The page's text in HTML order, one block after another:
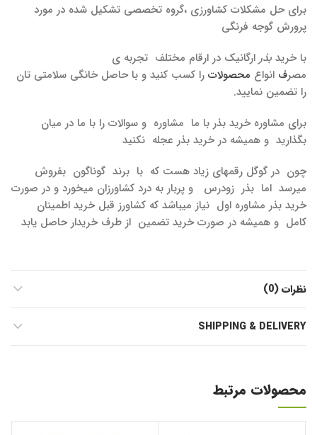
برای حل مشکلات کشاورزی ،گروه تخصصی تشکیل شده در مورد
پرورش گوجه فرنگی
با خرید بذر ارگانیک در ارقام مختلف تجربه ی
مصرف انواع محصولات را کسب کنید و با حاصل خانگی سلامتی تان
را تضمین نمایید.
برای مشاوره خرید بذر با ما مشاوره و سوالات را با ما در میان
بگذارید و همیشه در خرید بذر عجله نکنید
چون در گوگل رقمهای زیاد هست که با برند گوناگون بفروش
میرسد اما بذر زودرس و پربار به درد کشاورزان میخورد و در صورت
خرید بذر مشاوره اول نیاز میباشد که کشاورز قبل خرید اطمینان
کامل و همیشه در صورت خرید تضمین از طرف خریدار حاصل یابد
نظرات (0)
SHIPPING & DELIVERY
محصولات مرتبط